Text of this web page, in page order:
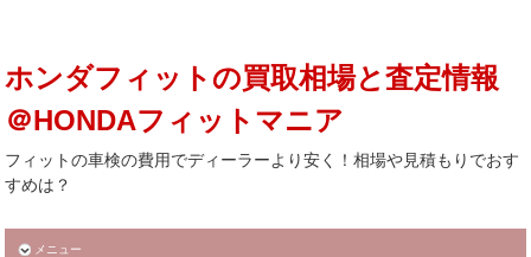
ホンダフィットの買取相場と査定情報
＠HONDAフィットマニア
フィットの車検の費用でディーラーより安く！相場や見積もりでおす
すめは？
メニュー